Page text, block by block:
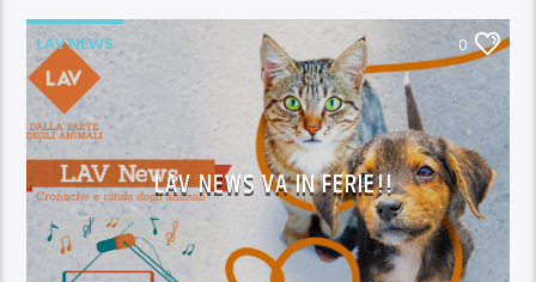
LAV NEWS 0
LAV NEWS VA IN FERIE!!